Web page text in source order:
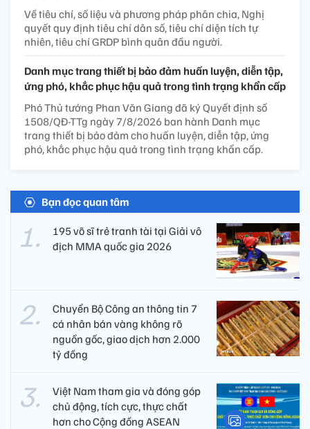
Về tiêu chí, số liệu và phương pháp phân chia, Nghị
quyết quy định tiêu chí dân số, tiêu chí diện tích tự
nhiên, tiêu chí GRDP bình quân đầu người.
Danh mục trang thiết bị bảo đảm huấn luyện, diễn tập,
ứng phó, khắc phục hậu quả trong tình trạng khẩn cấp
Phó Thủ tướng Phan Văn Giang đã ký Quyết định số
1508/QĐ-TTg ngày 7/8/2026 ban hành Danh mục
trang thiết bị bảo đảm cho huấn luyện, diễn tập, ứng
phó, khắc phục hậu quả trong tình trạng khẩn cấp.
Bạn đọc quan tâm
195 võ sĩ trẻ tranh tài tại Giải vô
địch MMA quốc gia 2026
Chuyển Bộ Công an thông tin 7
cá nhân bán vàng không rõ
nguồn gốc, giao dịch hơn 2.000
tỷ đồng
Việt Nam tham gia và đóng góp
chủ động, tích cực, thực chất
hơn cho Cộng đồng ASEAN